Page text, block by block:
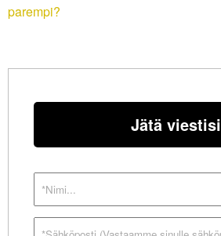
parempi?
Jätä viestisi